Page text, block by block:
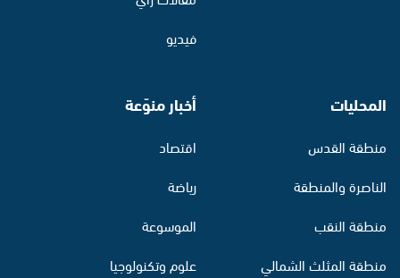
فيديو
المحليات
منطقة القدس
الناصرة والمنطقة
منطقة النقب
منطقة المثلث الشمالي
أخبار منوّعة
اقتصاد
رياضة
الموسوعة
علوم وتكنولوجيا